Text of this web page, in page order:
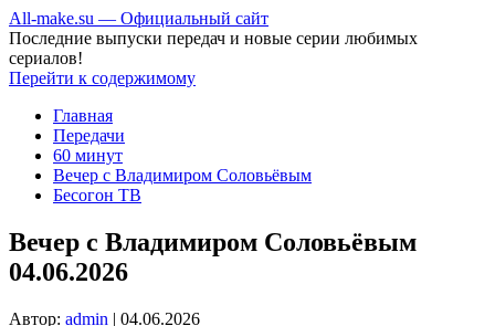
All-make.su — Официальный сайт
Последние выпуски передач и новые серии любимых
сериалов!
Перейти к содержимому
Главная
Передачи
60 минут
Вечер с Владимиром Соловьёвым
Бесогон ТВ
Вечер с Владимиром Соловьёвым
04.06.2026
Автор: admin | 04.06.2026